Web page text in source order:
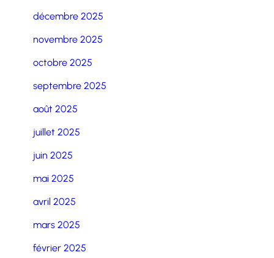
décembre 2025
novembre 2025
octobre 2025
septembre 2025
août 2025
juillet 2025
juin 2025
mai 2025
avril 2025
mars 2025
février 2025